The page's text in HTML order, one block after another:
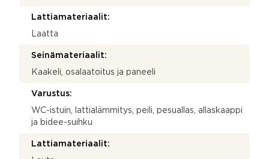
Lattiamateriaalit:
Laatta
Seinämateriaalit:
Kaakeli, osalaatoitus ja paneeli
Varustus:
WC-istuin, lattialämmitys, peili, pesuallas, allaskaappi
ja bidee-suihku
Lattiamateriaalit: